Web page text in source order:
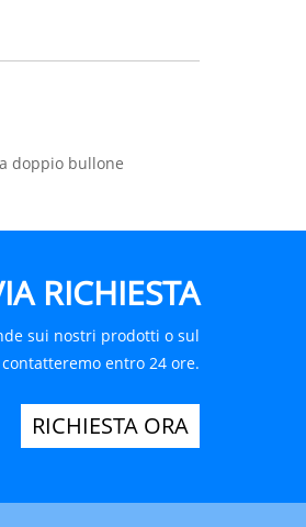
doppio bullone
RICHIESTA
sui nostri prodotti o sul
entro 24 ore.
RICHIESTA ORA